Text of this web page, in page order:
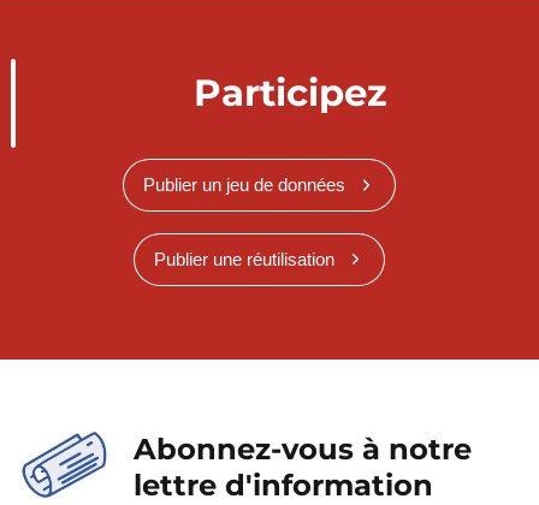
Participez
Publier un jeu de données
Publier une réutilisation
Abonnez-vous à notre
lettre d'information